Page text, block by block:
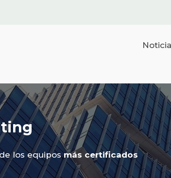
los equiposmás certificados